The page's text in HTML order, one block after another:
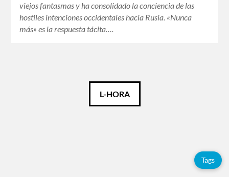
viejos fantasmas y ha consolidado la conciencia de las
hostiles intenciones occidentales hacia Rusia. «Nunca
más» es la respuesta tácita….
L-HORA
Tags